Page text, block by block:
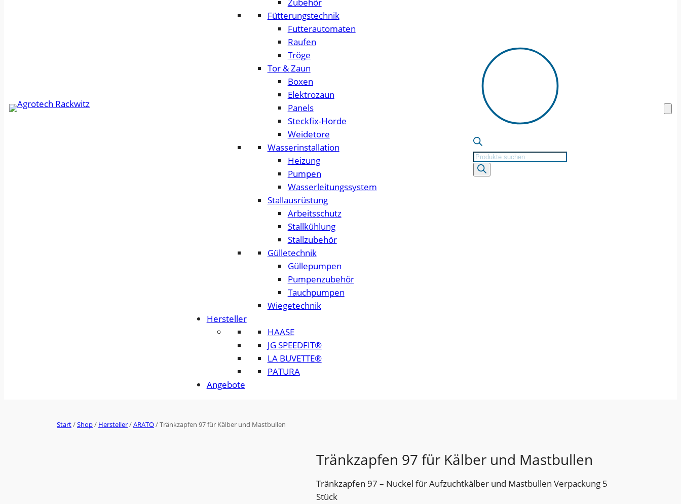
Fütterungstechnik
Futterautomaten
Raufen
Tröge
Tor & Zaun
Boxen
Elektrozaun
Panels
Steckfix-Horde
Weidetore
Wasserinstallation
Heizung
Pumpen
Wasserleitungssystem
Stallausrüstung
Arbeitsschutz
Stallkühlung
Stallzubehör
Gülletechnik
Güllepumpen
Pumpenzubehör
Tauchpumpen
Wiegetechnik
Hersteller
HAASE
JG SPEEDFIT®
LA BUVETTE®
PATURA
Angebote
Products
search
Start/Shop/ Hersteller/ARATO/ Tränkzapfen 97 für Kälber und Mastbullen
Tränkzapfen 97 für Kälber und Mastbullen
Tränkzapfen 97 – Nuckel für Aufzuchtkälber und Mastbullen Verpackung 5
Stück